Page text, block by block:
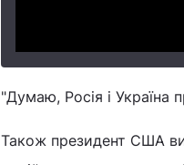
"Думаю, Росія і Україна
Також президент США